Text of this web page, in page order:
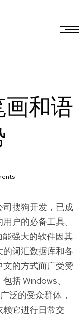
和语
搜狗开发，已成
户的必备工具。
强大的软件因其
词汇数据库和各
的方式而广受赞
括 Windows、
泛的受众群体，
它进行日常交